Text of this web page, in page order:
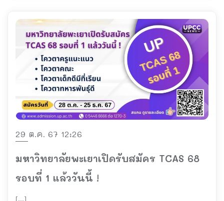
29 ต.ค. 67 12:26
มหาวิทยาลัยพะเยาเปิดรับสมัคร TCAS 68
รอบที่ 1 แล้ววันนี้ !
[…]